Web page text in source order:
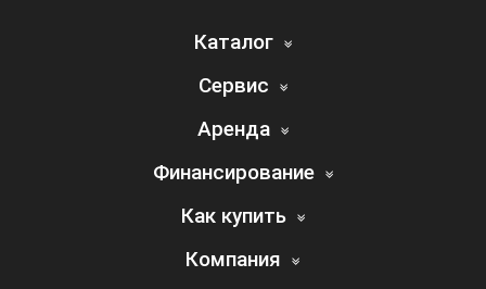
Каталог
Сервис
Аренда
Финансирование
Как купить
Компания